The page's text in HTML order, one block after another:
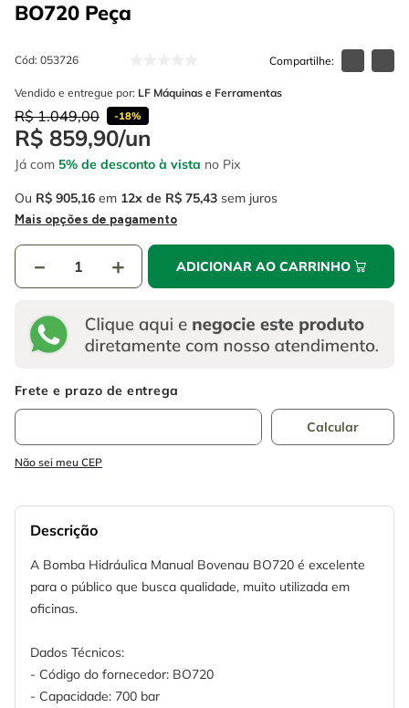
BO720 Peça
Cód: 053726
Vendido e entregue por: LF Máquinas e Ferramentas
R$ 1.049,00 -18%
R$ 859,90/un
Já com 5% de desconto à vista no Pix
Ou R$ 905,16 em 12 R$ 75,43 sem juros
Mais opções de pagamento
＋
－ ADICIONAR AO CARRINHO
Não sei meu CEP
Descrição
A Bomba Hidráulica Manual Bovenau BO720 é excelente
para o público que busca qualidade, muito utilizada em
oficinas.
Dados Técnicos:
- Código do fornecedor: BO720
- Capacidade: 700 bar
6º serra copo
9º lavadora alta pressão
alicate
º escada
º luva
º fio
10º alicate